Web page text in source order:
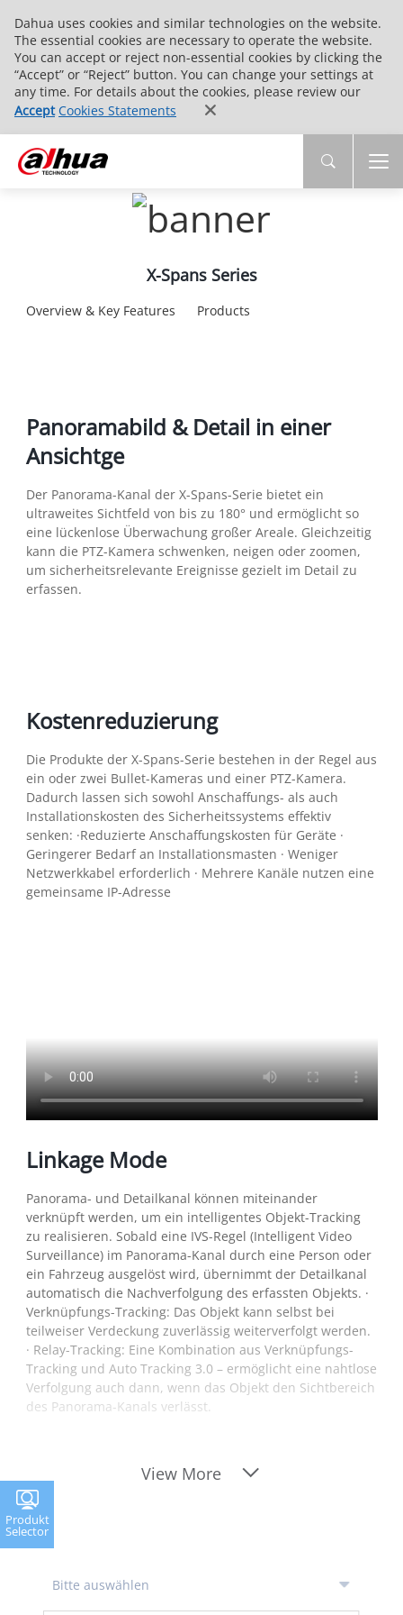
Dahua uses cookies and similar technologies on the website.
The essential cookies are necessary to operate the website.
You can accept or reject non-essential cookies by clicking the
“Accept” or “Reject” button. You can change your settings at
any time. For details about the cookies, please review our
Accept Cookies Statements
X-Spans Series
Overview & Key Features Products
Panoramabild & Detail in einer
Ansichtge
Der Panorama-Kanal der X-Spans-Serie bietet ein
ultraweites Sichtfeld von bis zu 180° und ermöglicht so
eine lückenlose Überwachung großer Areale. Gleichzeitig
kann die PTZ-Kamera schwenken, neigen oder zoomen,
um sicherheitsrelevante Ereignisse gezielt im Detail zu
erfassen.
Kostenreduzierung
Die Produkte der X-Spans-Serie bestehen in der Regel aus
ein oder zwei Bullet-Kameras und einer PTZ-Kamera.
Dadurch lassen sich sowohl Anschaffungs- als auch
Installationskosten des Sicherheitssystems effektiv
senken: ·Reduzierte Anschaffungskosten für Geräte ·
Geringerer Bedarf an Installationsmasten · Weniger
Netzwerkkabel erforderlich · Mehrere Kanäle nutzen eine
gemeinsame IP-Adresse
Linkage Mode
Panorama- und Detailkanal können miteinander
verknüpft werden, um ein intelligentes Objekt-Tracking
zu realisieren. Sobald eine IVS-Regel (Intelligent Video
Surveillance) im Panorama-Kanal durch eine Person oder
ein Fahrzeug ausgelöst wird, übernimmt der Detailkanal
automatisch die Nachverfolgung des erfassten Objekts. ·
Verknüpfungs-Tracking: Das Objekt kann selbst bei
teilweiser Verdeckung zuverlässig weiterverfolgt werden.
· Relay-Tracking: Eine Kombination aus Verknüpfungs-
Tracking und Auto Tracking 3.0 – ermöglicht eine nahtlose
Verfolgung auch dann, wenn das Objekt den Sichtbereich
des Panorama-Kanals verlässt.
View More
Produkt
Selector